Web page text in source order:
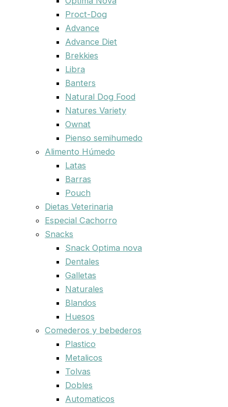
Proct-Dog
Advance
Advance Diet
Brekkies
Libra
Banters
Natural Dog Food
Natures Variety
Ownat
Pienso semihumedo
Alimento Húmedo
Latas
Barras
Pouch
Dietas Veterinaria
Especial Cachorro
Snacks
Snack Optima nova
Dentales
Galletas
Naturales
Blandos
Huesos
Comederos y bebederos
Plastico
Metalicos
Tolvas
Dobles
Automaticos